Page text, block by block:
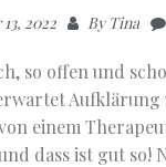
2022 ByTina
so offen und
Aufklärung
einem
dass ist gut so!